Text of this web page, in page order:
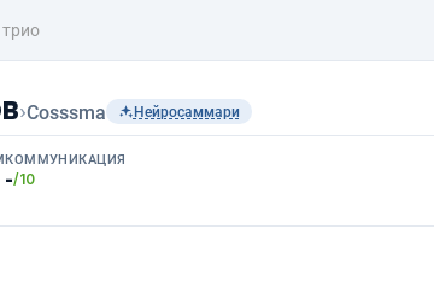
›Cosssma Нейросаммари
КОММУНИКАЦИЯ
-/10